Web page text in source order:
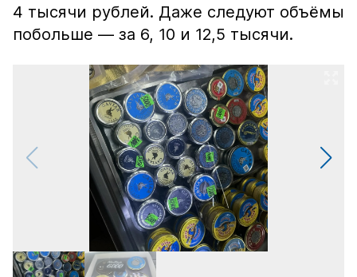
4 тысячи рублей. Даже следуют объёмы
побольше — за 6, 10 и 12,5 тысячи.